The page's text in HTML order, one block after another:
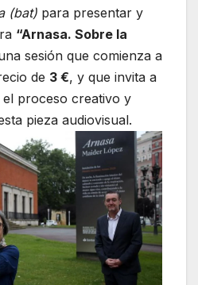
(bat) para presentar y
“Arnasa. Sobre la
sesión que comienza a
de 3 €, y que invita a
proceso creativo y
pieza audiovisual.